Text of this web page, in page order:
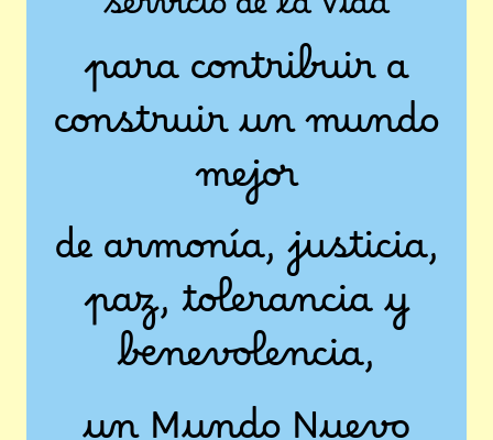
servicio de la Vida
para contribuir a
construir un mundo
mejor
de armonía, justicia,
paz, tolerancia y
benevolencia,